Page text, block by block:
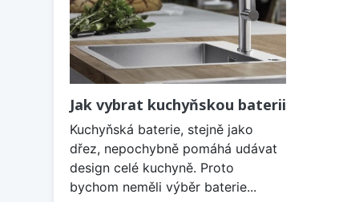
Jak vybrat kuchyňskou baterii
Kuchyňská baterie, stejně jako
dřez, nepochybně pomáhá udávat
design celé kuchyně. Proto
bychom neměli výběr baterie...